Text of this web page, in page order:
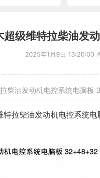
超级维特拉柴油发
2025年1月9日 13:20:00
柴油发动机电控系统电脑板
特拉柴油发动机电控系统